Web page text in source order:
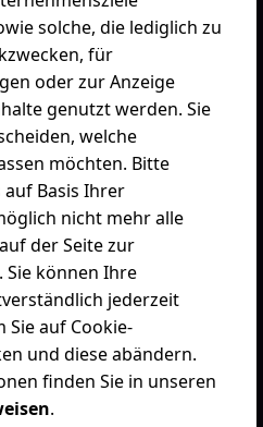
TV AGENTURLEBEN
AWARDS
CUBA
solche, die lediglich zu
für
oder zur Anzeige
genutzt werden. Sie
welche
möchten. Bitte
auf Basis Ihrer
nicht mehr alle
der Seite zur
können Ihre
jederzeit
auf Cookie-
und diese abändern.
finden Sie in unseren
.